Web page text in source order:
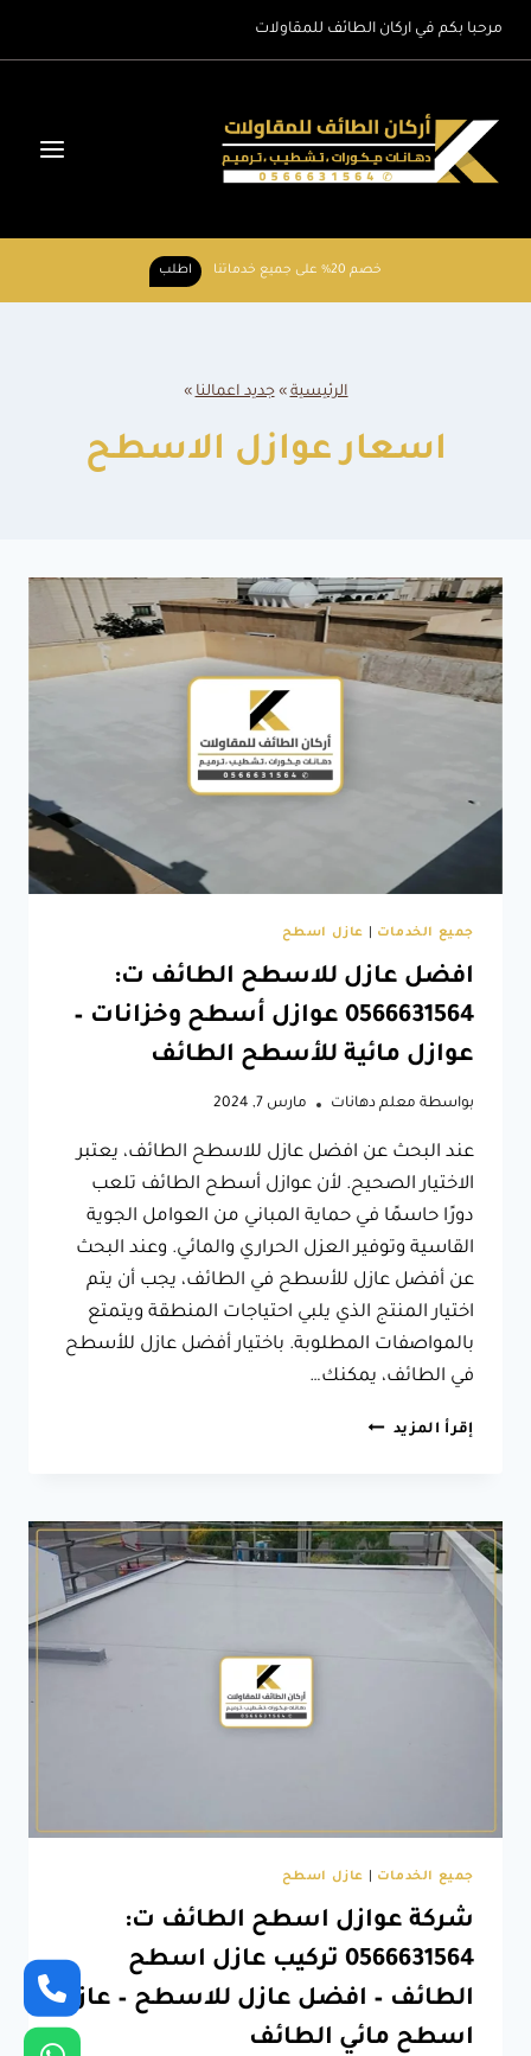
مرحبا بكم في اركان الطائف للمقاولات
خصم 20% على جميع خدماتنا اطلب
الرئيسية »جديد اعمالنا »
اسعار عوازل الاسطح
جميع الخدمات عازل اسطح
افضل عازل للاسطح الطائف ت:
0566631564 عوازل أسطح وخزانات –
عوازل مائية للأسطح الطائف
بواسطة معلم دهانات مارس 7, 2024
عند البحث عن افضل عازل للاسطح الطائف، يعتبر
الاختيار الصحيح. لأن عوازل أسطح الطائف تلعب
دورًا حاسمًا في حماية المباني من العوامل الجوية
القاسية وتوفير العزل الحراري والمائي. وعند البحث
عن أفضل عازل للأسطح في الطائف، يجب أن يتم
اختيار المنتج الذي يلبي احتياجات المنطقة ويتمتع
بالمواصفات المطلوبة. باختيار أفضل عازل للأسطح
في الطائف، يمكنك…
إقرأ المزيد افضل
ت:
0566631564
عوازل
جميع الخدمات عازل اسطح
شركة عوازل اسطح الطائف ت:
0566631564 تركيب عازل اسطح
الطائف – افضل عازل للاسطح – عازل
اسطح مائي الطائف